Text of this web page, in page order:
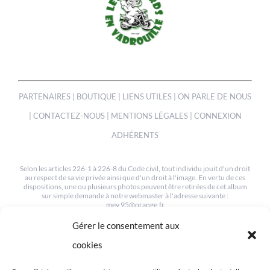
Gérer le consentement aux
cookies
PARTENAIRES BOUTIQUE LIENS UTILES
ON PARLE DE NOUS
CONTACTEZ-NOUS| MENTIONS LÉGALES| CONNEXION
ADHÉRENTS
Selon les articles 226-1 à 226-8 du Code civil, tout individu jouit d'un droit
au respect de sa vie privée ainsi que d'un droit à l'image. En vertu de ces
dispositions, une ou plusieurs photos peuvent être retirées de cet album
sur simple demande à notre webmaster à l'adresse suivante :
mev.95@orange.fr
© COPYRIGHT 2012-2022 | TOUS LES DROITS SONT RESERVÉS
| CRÉÉ PAR MEV95